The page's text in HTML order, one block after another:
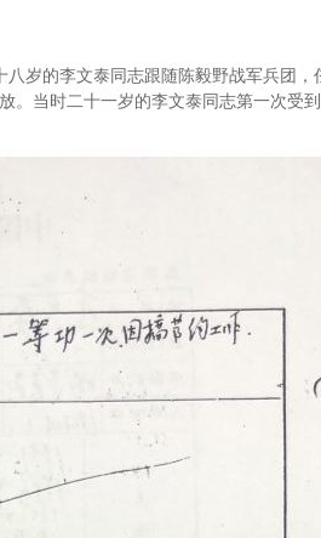
岁的李文泰同志跟随陈毅野战军兵团
。当时二十一岁的李文泰同志第一次受